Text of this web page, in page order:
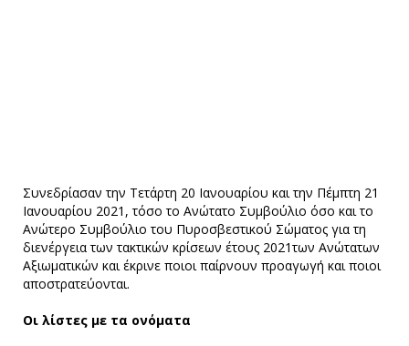
Συνεδρίασαν την Τετάρτη 20 Ιανουαρίου και την Πέμπτη 21
Ιανουαρίου 2021, τόσο το Ανώτατο Συμβούλιο όσο και το
Ανώτερο Συμβούλιο του Πυροσβεστικού Σώματος για τη
διενέργεια των τακτικών κρίσεων έτους 2021των Ανώτατων
Αξιωματικών και έκρινε ποιοι παίρνουν προαγωγή και ποιοι
αποστρατεύονται.
Οι λίστες με τα ονόματα